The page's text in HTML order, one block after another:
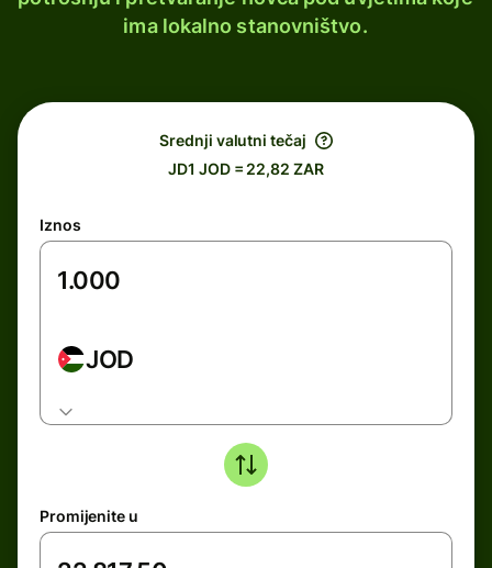
ima lokalno stanovništvo.
Srednji valutni tečaj
JD1 JOD = 22,82 ZAR
Iznos
JOD
Promijenite u